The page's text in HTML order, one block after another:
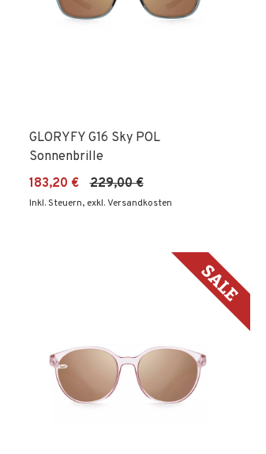
GLORYFY G16 Sky POL
Sonnenbrille
183,20 €
229,00 €
Inkl. Steuern, exkl. Versandkosten